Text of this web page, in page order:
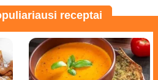
receptai